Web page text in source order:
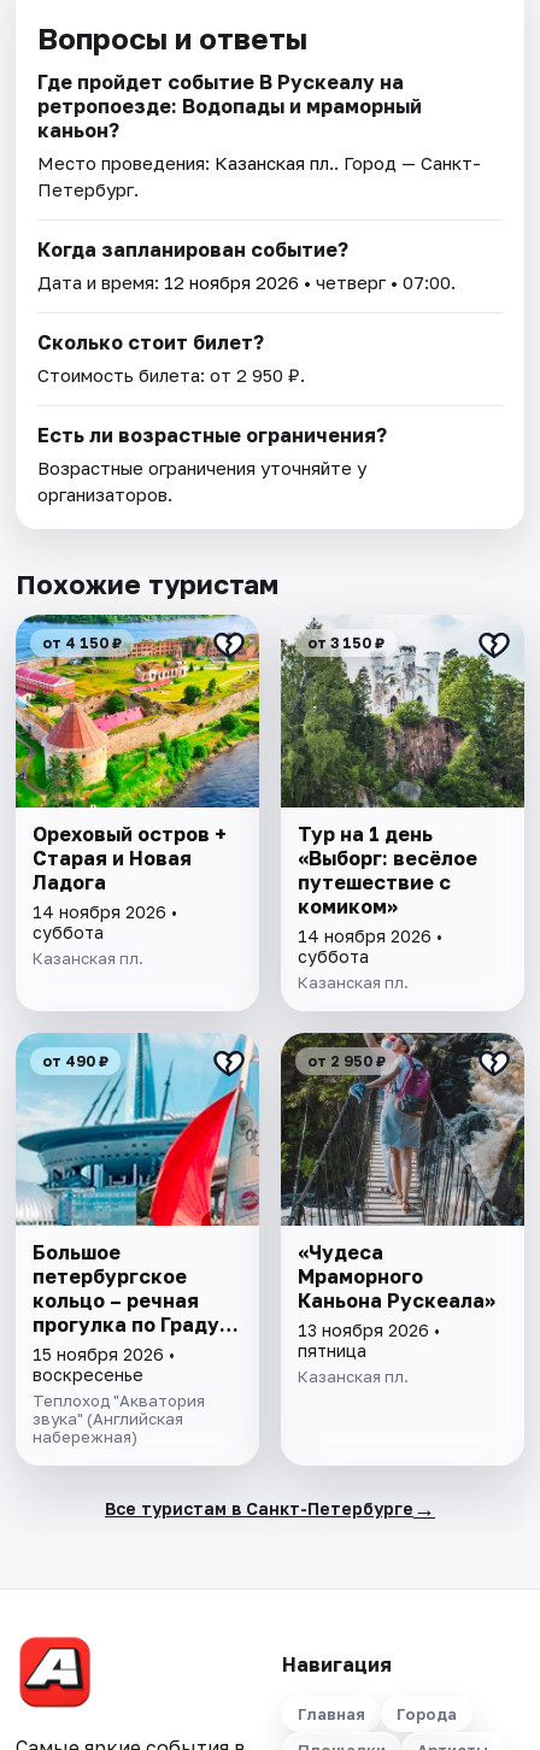
Вопросы и ответы
Где пройдет событие В Рускеалу на
ретропоезде: Водопады и мраморный
каньон?
Место проведения: Казанская пл.. Город — Санкт-
Петербург.
Когда запланирован событие?
Дата и время: 12 ноября 2026 • четверг • 07:00.
Сколько стоит билет?
Стоимость билета: от 2 950 ₽.
Есть ли возрастные ограничения?
Возрастные ограничения уточняйте у
организаторов.
Похожие туристам
от 4 150 ₽
Ореховый остров +
Старая и Новая
Ладога
14 ноября 2026 •
суббота
Казанская пл.
от 3 150 ₽
Тур на 1 день
«Выборг: весёлое
путешествие с
комиком»
14 ноября 2026 •
суббота
Казанская пл.
от 490 ₽
Большое
петербургское
кольцо – речная
прогулка пo Граду
на Неве с
авторской
экскурсией и живой
музыкой в тёплом
салоне теплохода
15 ноября 2026 •
воскресенье
Теплоход "Акватория
звука" (Английская
набережная)
от 2 950 ₽
«Чудеса
Мраморного
Каньона Рускеала»
13 ноября 2026 •
пятница
Казанская пл.
Все туристам в Санкт-Петербурге →
Навигация
Главная
Города